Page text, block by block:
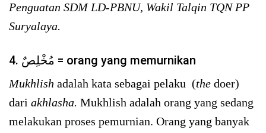
Penguatan SDM LD-PBNU, Wakil Talqin TQN PP
Suryalaya.
4. مُخْلِصٌ = orang yang memurnikan
Mukhlish adalah kata sebagai pelaku (the doer)
dari akhlasha. Mukhlish adalah orang yang sedang
melakukan proses pemurnian. Orang yang banyak